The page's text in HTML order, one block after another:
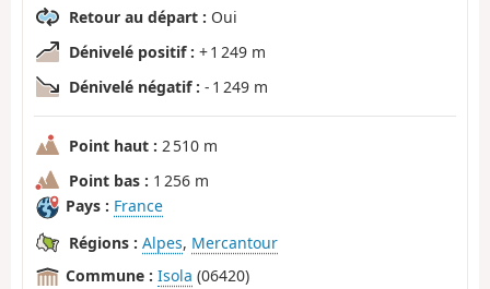
Retour au départ : Oui
Dénivelé positif : + 1 249 m
Dénivelé négatif : - 1 249 m
Point haut : 2 510 m
Point bas : 1 256 m
Pays : France
Régions : Alpes, Mercantour
Commune : Isola (06420)